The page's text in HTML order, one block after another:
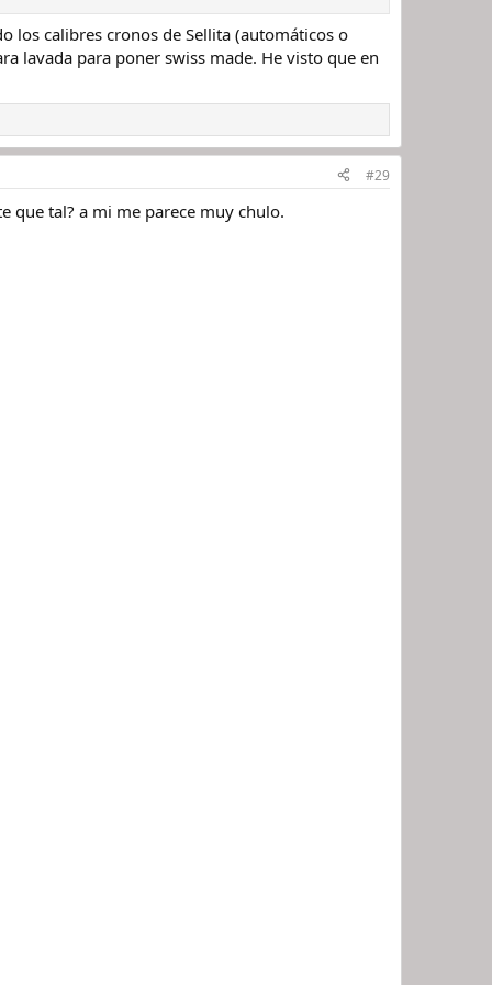
los calibres cronos de Sellita (automáticos o
lavada para poner swiss made. He visto que en
#29
que tal? a mi me parece muy chulo.